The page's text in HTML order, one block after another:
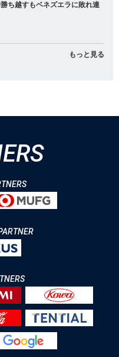
ち越すもベネズエラに敗れ連
もっと見る